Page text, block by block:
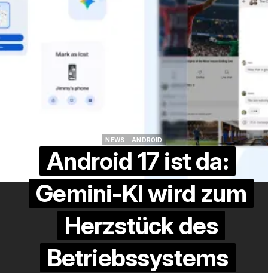
NEWS
ANDROID
Android 17 ist da:
Gemini-KI wird zum
Herzstück des
Betriebssystems